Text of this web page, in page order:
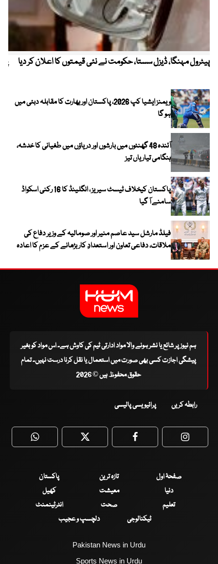
پیٹرول مہنگا، ڈیزل سستا، حکومت نے نئی قیمتوں کا اعلان کر دیا
ویمنز ایشیا کپ 2026، پاکستان اور بھارت کا مقابلہ دبئی میں
ہو گا
آئندہ 48 گھنٹوں میں بارشوں اور دریاؤں میں طغیانی کا خدشہ،
ہنگامی تیاریاں تیز
پاکستان کیخلاف ٹیسٹ سیریز ، انگلینڈ کا 16 رکنی اسکواڈ
سامنے آ گیا
فیلڈ مارشل سید عاصم منیر اور صومالیہ کے وزیر دفاع کی
ملاقات، دفاعی تعاون اور استعدادِ کار بڑھانے کے عزم کا اعادہ
ہم نیوز پر شائع یا نشر ہونے والا مواد ادارتی ٹیم کی کاوش ہے۔ اس مواد کو بغیر
پیشگی اجازت کسی بھی صورت میں استعمال یا نقل کرنا درست نہیں۔ تمام
حقوق محفوظ ہیں © 2026
رابطہ کریں پرائیویسی پالیسی
WhatsApp Twitter Facebook
صفحۂ اول تازہ ترین
پاکستان
دنیا
معیشت
کھیل
تعلیم
صحت
انٹرٹینمنٹ
ٹیکنالوجی
دلچسپ و عجیب
Pakistan News in Urdu
Sports News in Urdu